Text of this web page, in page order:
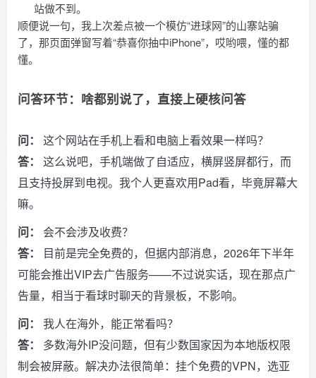
站做不到。
顺便说一句，我上次差点被一个模仿“进球网”的山寨站骗
了，那页面弹窗写着“恭喜你抽中iPhone”，哎哟喂，懂的都
懂。
问答环节：啥都别说了，直接上硬核问答
问：
这个网站在手机上看和电脑上看效果一样吗？
答：
这么说吧，手机端做了自适应，横屏竖屏都行，而
且支持投屏到电视。我个人更喜欢用Pad看，毕竟屏幕大
嘛。
问：
会不会涉及收费？
答：
目前是完全免费的，但据内部消息，2026年下半年
可能会推出VIP去广告服务——不过说实话，现在那点广
告量，相当于看球时聊天的背景板，不影响。
问：
我人在海外，能正常看吗？
答：
多数海外IP没问题，但有少数国家因为本地版权限
制会被屏蔽。解决办法很简单：挂个免费的VPN，选亚